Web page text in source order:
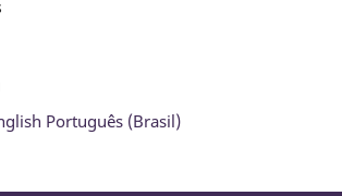
Português (Brasil)